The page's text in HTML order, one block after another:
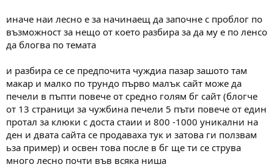
иначе наи лесно е за начинаещ да започне с проблог по
възможност за нещо от което разбира за да му е по ленсо
да блогва по темата
и разбира се се предпочита чуждиа пазар зашото там
макар и малко по трундо първо малък сайт може да
печели в пъпти повече от средно голям бг сайт (блогче
от 13 страници за чужбина печели 5 пъти повече от един
протал за клюки с доста стаии и 800 -1000 уникални на
ден и двата сайта се продаваха тук и затова ги ползвам
ьза пример) и освен това после в бг ще ти се струва
много лесно почти във всяка ниша